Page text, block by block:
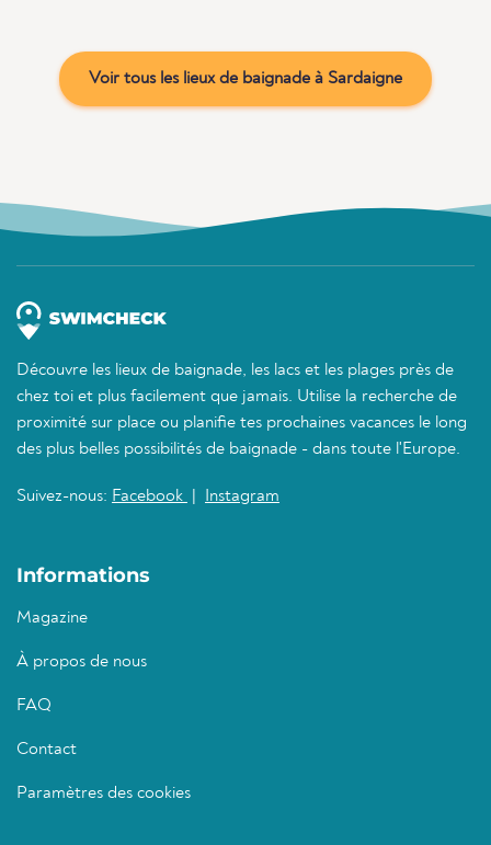
Voir tous les lieux de baignade à Sardaigne
Découvre les lieux de baignade, les lacs et les plages près de
chez toi et plus facilement que jamais. Utilise la recherche de
proximité sur place ou planifie tes prochaines vacances le long
des plus belles possibilités de baignade - dans toute l'Europe.
Suivez-nous: Facebook Instagram
Informations
Magazine
À propos de nous
FAQ
Contact
Paramètres des cookies